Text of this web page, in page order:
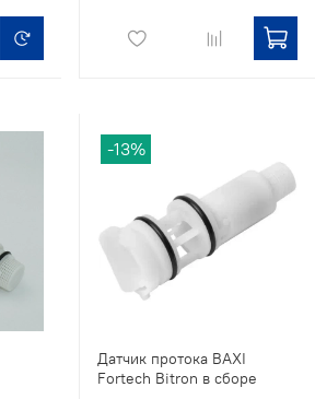
-13%
Датчик протока BAXI
Fortech Bitron в сборе